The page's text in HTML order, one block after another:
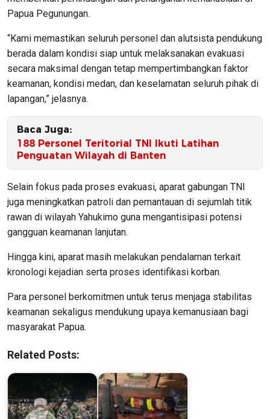
Papua Pegunungan.
“Kami memastikan seluruh personel dan alutsista pendukung
berada dalam kondisi siap untuk melaksanakan evakuasi
secara maksimal dengan tetap mempertimbangkan faktor
keamanan, kondisi medan, dan keselamatan seluruh pihak di
lapangan,” jelasnya.
Baca Juga:
188 Personel Teritorial TNI Ikuti Latihan
Penguatan Wilayah di Banten
Selain fokus pada proses evakuasi, aparat gabungan TNI
juga meningkatkan patroli dan pemantauan di sejumlah titik
rawan di wilayah Yahukimo guna mengantisipasi potensi
gangguan keamanan lanjutan.
Hingga kini, aparat masih melakukan pendalaman terkait
kronologi kejadian serta proses identifikasi korban.
Para personel berkomitmen untuk terus menjaga stabilitas
keamanan sekaligus mendukung upaya kemanusiaan bagi
masyarakat Papua.
Related Posts: